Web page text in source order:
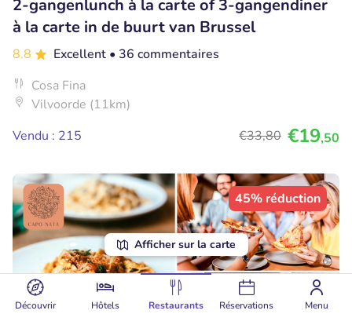
Découvrir Hôtels Restaurants Réservations Menu
Afficher sur la carte
2-gangenlunch à la carte of 3-gangendiner
à la carte in de buurt van Brussel
8.8 Excellent • 36 commentaires
Cosa Fina
Vilvoorde (11km)
Vendu : 215
€33,80 €19,50
45% réduction